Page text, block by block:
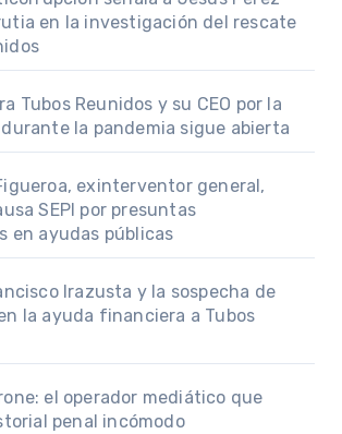
en la investigación del rescate
Tubos Reunidos y su CEO por la
la pandemia sigue abierta
exinterventor general,
SEPI por presuntas
en ayudas públicas
Irazusta y la sospecha de
la ayuda financiera a Tubos
el operador mediático que
penal incómodo